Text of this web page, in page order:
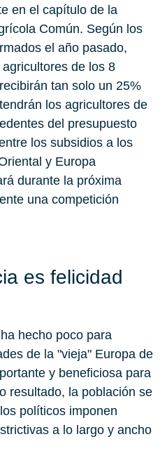
en el capítulo de la
Común. Según los
el año pasado,
de los 8
tan solo un 25%
los agricultores de
del presupuesto
los subsidios a los
y Europa
durante la próxima
una competición
es felicidad
hecho poco para
de la "vieja" Europa de
y beneficiosa para
resultado, la población se
políticos imponen
a lo largo y ancho